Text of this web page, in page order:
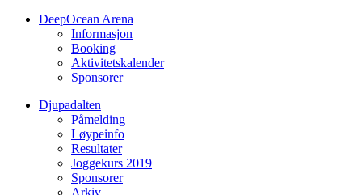
DeepOcean Arena
Informasjon
Booking
Aktivitetskalender
Sponsorer
Djupadalten
Påmelding
Løypeinfo
Resultater
Joggekurs 2019
Sponsorer